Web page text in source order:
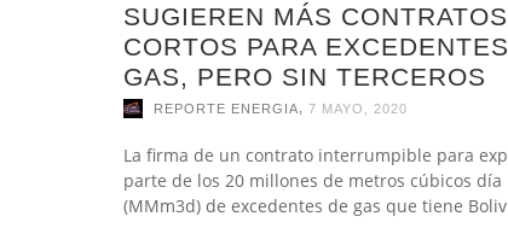
SUGIEREN MÁS CONTRATOS
CORTOS PARA
GAS, PERO SIN TERCEROS
REPORTE ENERGIA 7 MAYO, 2020
La firma de un contrato interrumpible para
parte de los 20 millones de metros cúbicos día
(MMm3d) de excedentes de gas que tiene